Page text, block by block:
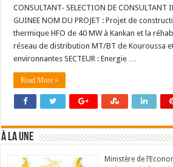
CONSULTANT- SELECTION DE CONSULTANT
GUINEE NOM DU PROJET : Projet de
thermique HFO de 40 MW à Kankan et la
réseau de distribution MT/BT de Kouroussa
environnantes SECTEUR : Energie …
Read More »
À LA UNE
Ministère de